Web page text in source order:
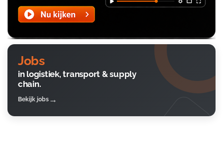
Jobs
in logistiek, transport & supply
chain.
Bekijk jobs